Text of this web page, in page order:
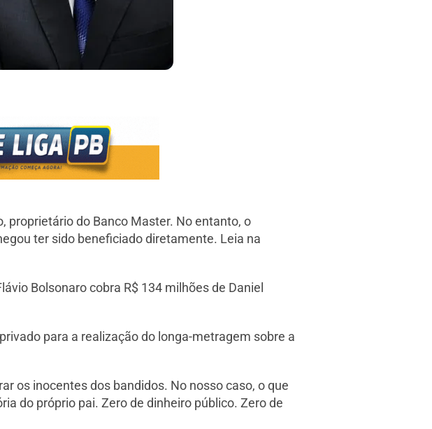
proprietário do Banco Master. No entanto, o
ter sido beneficiado diretamente. Leia na
Bolsonaro cobra R$ 134 milhões de Daniel
para a realização do longa-metragem sobre a
os inocentes dos bandidos. No nosso caso, o que
do próprio pai. Zero de dinheiro público. Zero de